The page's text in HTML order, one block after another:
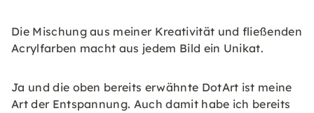
Die Mischung aus meiner Kreativität und fließenden
Acrylfarben macht aus jedem Bild ein Unikat.
Ja und die oben bereits erwähnte DotArt ist meine
Art der Entspannung. Auch damit habe ich bereits